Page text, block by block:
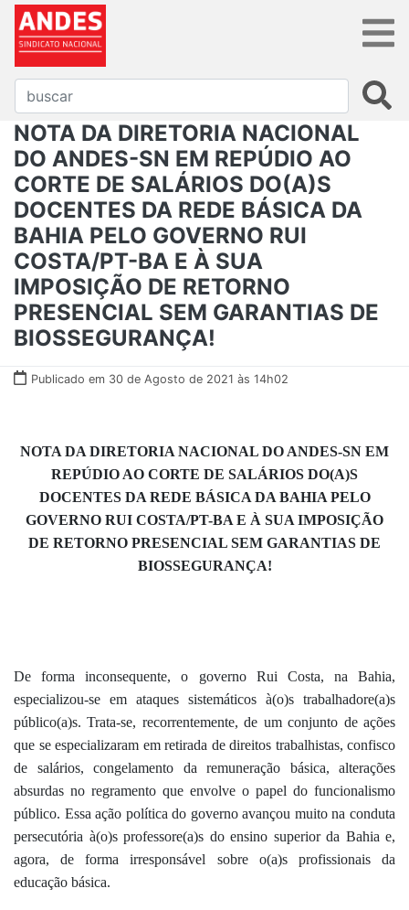
NOTA DA DIRETORIA NACIONAL
DO ANDES-SN EM REPÚDIO AO
CORTE DE SALÁRIOS DO(A)S
DOCENTES DA REDE BÁSICA DA
BAHIA PELO GOVERNO RUI
COSTA/PT-BA E À SUA
IMPOSIÇÃO DE RETORNO
PRESENCIAL SEM GARANTIAS DE
BIOSSEGURANÇA!
Publicado em 30 de Agosto de 2021 às 14h02
NOTA DA DIRETORIA NACIONAL DO ANDES-SN EM
REPÚDIO AO CORTE DE SALÁRIOS DO(A)S
DOCENTES DA REDE BÁSICA DA BAHIA PELO
GOVERNO RUI COSTA/PT-BA E À SUA IMPOSIÇÃO
DE RETORNO PRESENCIAL SEM GARANTIAS DE
BIOSSEGURANÇA!
Deforma inconsequente, o governo Rui Costa, na Bahia,
especializou-se em ataques sistemáticos à(o)s trabalhadore(a)s
público(a)s. Trata-se, recorrentemente, de um conjunto de ações
que se especializaram em retirada de direitos trabalhistas, confisco
de salários, congelamento da remuneração básica, alterações
absurdas no regramento que envolve o papel do funcionalismo
público. Essa ação política do governo avançou muito na conduta
persecutória à(o)s professore(a)s do ensino superior da Bahia e,
agora, de forma irresponsável sobre o(a)s profissionais da
educação básica.